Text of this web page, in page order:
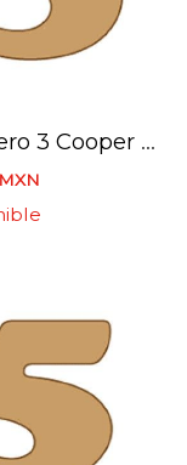
Numero 3 Cooper Mini 4 X 6 Cms.
MXN